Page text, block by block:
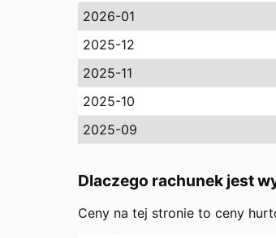
2026-01
2025-12
2025-11
2025-10
2025-09
Dlaczego rachunek jest
Ceny na tej stronie to ceny